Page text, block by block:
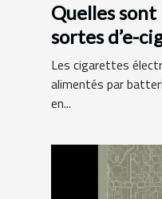
Quelles
sortes d’e-
Les cigarettes
alimentés par
en...